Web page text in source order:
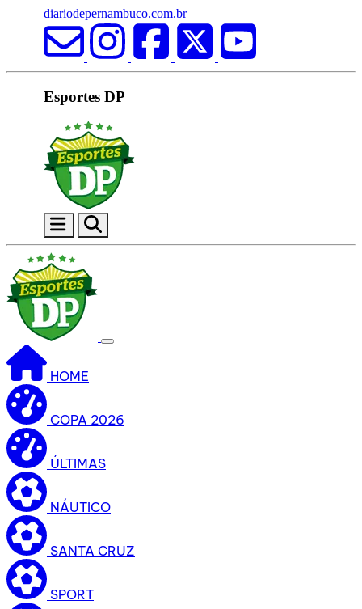
diariodepernambuco.com.br
Esportes DP
HOME
COPA 2026
ÚLTIMAS
NÁUTICO
SANTA CRUZ
SPORT